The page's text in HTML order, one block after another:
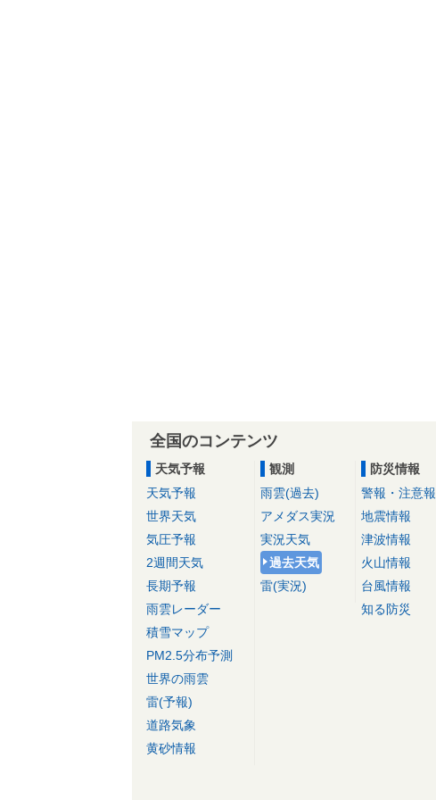
全国のコンテンツ
天気予報
天気予報
世界天気
気圧予報
2週間天気
長期予報
雨雲レーダー
積雪マップ
PM2.5分布予測
世界の雨雲
雷(予報)
道路気象
黄砂情報
観測
雨雲(過去)
アメダス実況
実況天気
過去天気
雷(実況)
防災情報
警報・注意報
地震情報
津波情報
火山情報
台風情報
知る防災